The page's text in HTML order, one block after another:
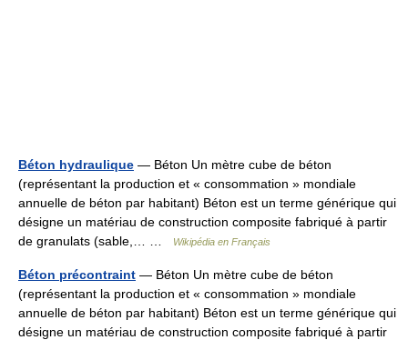
Béton hydraulique — Béton Un mètre cube de béton
(représentant la production et « consommation » mondiale
annuelle de béton par habitant) Béton est un terme générique qui
désigne un matériau de construction composite fabriqué à partir
de granulats (sable,… …
Wikipédia en Français
Béton précontraint — Béton Un mètre cube de béton
(représentant la production et « consommation » mondiale
annuelle de béton par habitant) Béton est un terme générique qui
désigne un matériau de construction composite fabriqué à partir